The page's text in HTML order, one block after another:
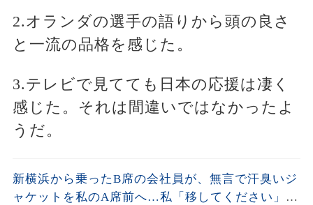
2.オランダの選手の語りから頭の良さ
と一流の品格を感じた。
3.テレビで見てても日本の応援は凄く
感じた。それは間違いではなかったよ
うだ。
新横浜から乗ったB席の会社員が、無言で汗臭いジ
ャケットを私のA席前へ…私「移してください」男